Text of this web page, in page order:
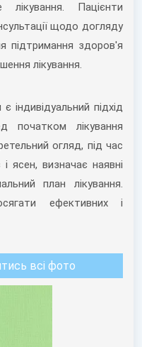
лікування. Пацієнти
щодо догляду
підтримання здоров'я
лікування.
індивідуальний підхід
початком лікування
огляд, під час
ясен, визначає наявні
план лікування.
ефективних і
всі фото